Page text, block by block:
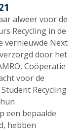
alweer voor de
Recycling in de
vernieuwde Next
door het
Coöperatie
voor de
Recycling
een bepaalde
hebben